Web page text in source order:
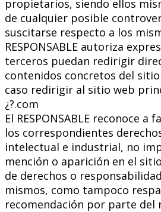
propietarios, siendo ellos
de cualquier posible
suscitarse respecto a los
RESPONSABLE autoriza
terceros puedan redirigir
contenidos concretos del
caso redirigir al sitio web
¿?.com
El RESPONSABLE reconoce
los correspondientes
intelectual e industrial, no
mención o aparición en el
de derechos o
mismos, como tampoco
recomendación por parte del